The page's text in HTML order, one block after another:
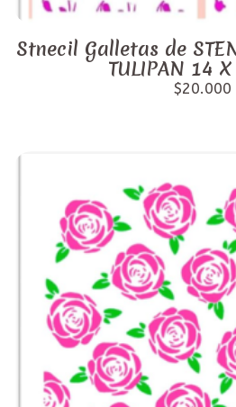
Stnecil Galletas de
TULIPAN 14
$20.000